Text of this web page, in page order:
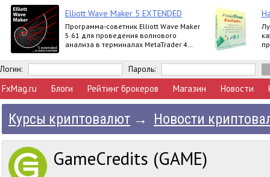
Elliott Wave Maker 5 EXTENDED
Программа-советник Elliott Wave Maker
5.61 для проведения волнового
анализа в терминалах MetaTrader 4
Extended
Логин: Пароль:
FxMag.ru Блоги Рейтинг брокеров Магазин Новости
Курсы криптовалют → Новости
GameCredits (GAME)